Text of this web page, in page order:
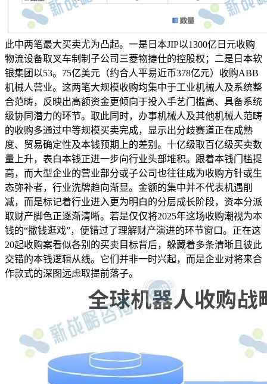
此中两笔最大买卖尤为凸起。一是日本JIP以1300亿日元收购
物流设备取叉车制制子公司三菱物捷仕的控股权；二是日本软
银集团以53。75亿美元（约合人平易近币378亿元）收购ABB
机械人营业。这两笔大规模收购均集中于工业机械人及系统整
合范畴，反映出高额资金更倾向于投入手艺门槛高、具备系统
级协同潜力的环节。取此同时，办事机械人及其他机械人范畴
的收购多通过中等规模买卖完成，显示出分歧赛道正在成熟
度、贸易确定性及本钱预期上的差别。十亿级取百亿级买卖数
量上升，表白本钱正进一步向行业头部堆积。跟着本钱门槛提
高，而大型企业的营业部分或子公司也往往成为收购方针或生
态弥补者，行业洗牌趋向渐显。金额的集中并不代表机遇削
减，而是标记着行业进入更为明白的分层成长阶段，资本分派
取财产脚色正逐渐清晰。若是仅仅将2025年这场收购潮视为本
钱的“撒钱逛戏”，便错过了理解财产演进的环节窗口。正在这
20起收购案看似各别的买卖目标背后，躲藏着多条清晰且彼此
交错的本钱逻辑从线。它们并非一时兴起，而是企业对将来合
作款式的深图远虑取提前落子。